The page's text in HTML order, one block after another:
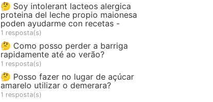
🤔 Soy intolerant lacteos alergica
proteina del leche propio maionesa
poden ayudarme con recetas -
1 resposta(s)
🤔 Como posso perder a barriga
rapidamente até ao verão?
1 resposta(s)
🤔 Posso fazer no lugar de açúcar
amarelo utilizar o demerara?
1 resposta(s)